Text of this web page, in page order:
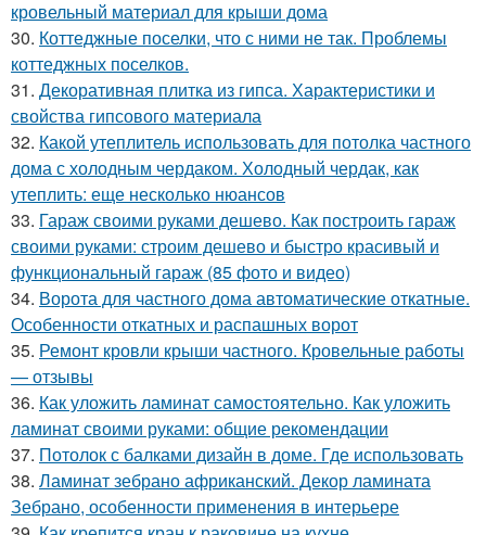
кровельный материал для крыши дома
30. Коттеджные поселки, что с ними не так. Проблемы
коттеджных поселков.
31. Декоративная плитка из гипса. Характеристики и
свойства гипсового материала
32. Какой утеплитель использовать для потолка частного
дома с холодным чердаком. Холодный чердак, как
утеплить: еще несколько нюансов
33. Гараж своими руками дешево. Как построить гараж
своими руками: строим дешево и быстро красивый и
функциональный гараж (85 фото и видео)
34. Ворота для частного дома автоматические откатные.
Особенности откатных и распашных ворот
35. Ремонт кровли крыши частного. Кровельные работы
— отзывы
36. Как уложить ламинат самостоятельно. Как уложить
ламинат своими руками: общие рекомендации
37. Потолок с балками дизайн в доме. Где использовать
38. Ламинат зебрано африканский. Декор ламината
Зебрано, особенности применения в интерьере